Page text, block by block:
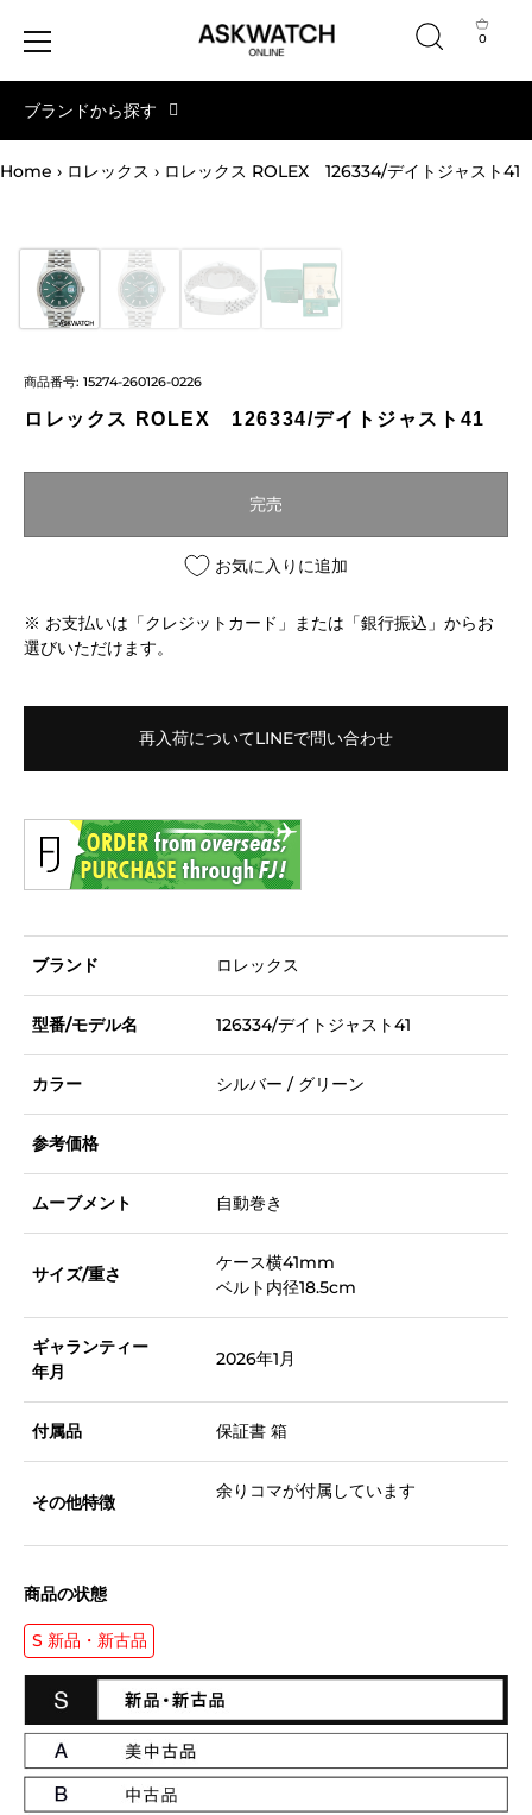
テ
ン
0
ブランドから探す
Home › ロレックス › ロレックス ROLEX 126334/デイトジャスト41
商品番号: 15274-260126-0226
ロレックス ROLEX 126334/デイトジャスト41
完売
お気に入りに追加
※ お支払いは「クレジットカード」または「銀行振込」からお
選びいただけます。
再入荷についてLINEで問い合わせ
ブランド ロレックス
型番/モデル名 126334/デイトジャスト41
カラー シルバー / グリーン
参考価格
ムーブメント 自動巻き
サイズ/重さ
ケース横41mm
ベルト内径18.5cm
ギャランティー
年月
2026年1月
付属品 保証書 箱
その他特徴
余りコマが付属しています
商品の状態
S 新品・新古品